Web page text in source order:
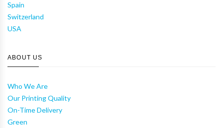
Spain
Switzerland
USA
ABOUT US
Who We Are
Our Printing Quality
On-Time Delivery
Green